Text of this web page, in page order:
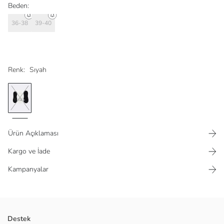
Renk: Sıyah
Beden:
36-38 39-40
Ürün Açıklaması
Kargo ve İade
Kampanyalar
Üç çiftten oluşan kadın babet çorap seti, her biri farklı bir kalp desenine
Destek